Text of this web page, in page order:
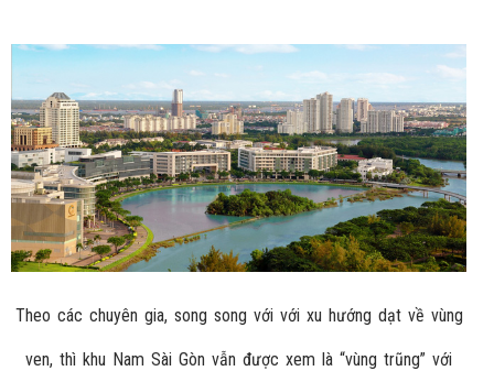
Theo các chuyên gia, song song với với xu hướng dạt về vùng
ven, thì khu Nam Sài Gòn vẫn được xem là “vùng trũng” với